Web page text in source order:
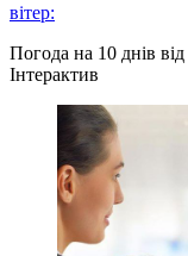
вітер:
Погода на 10 днів від
Інтерактив